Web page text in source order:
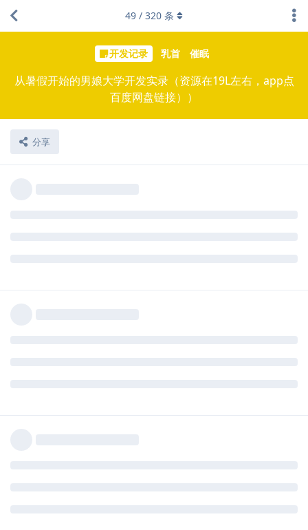
开发记录 乳首 催眠
从暑假开始的男娘大学开发实录（资源在19L左右，app点
百度网盘链接））
分享
49 / 320 条